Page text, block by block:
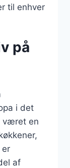
til enhver
på
i det
været en
er
af